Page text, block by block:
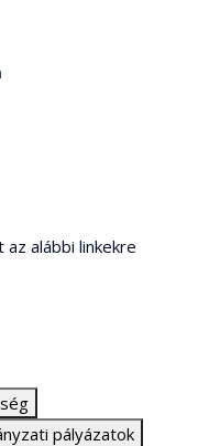
alábbi linkekre
pályázatok